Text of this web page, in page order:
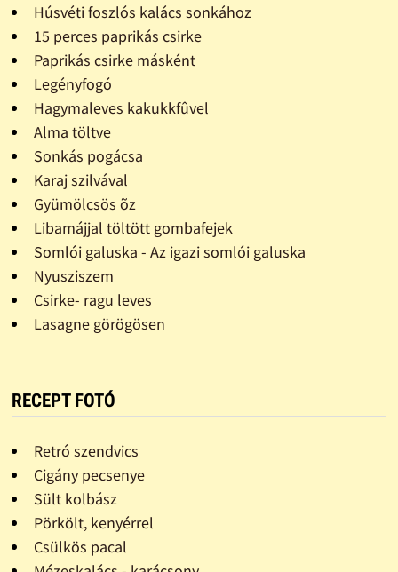
Húsvéti foszlós kalács sonkához
15 perces paprikás csirke
Paprikás csirke másként
Legényfogó
Hagymaleves kakukkfûvel
Alma töltve
Sonkás pogácsa
Karaj szilvával
Gyümölcsös õz
Libamájjal töltött gombafejek
Somlói galuska - Az igazi somlói galuska
Nyusziszem
Csirke- ragu leves
Lasagne görögösen
RECEPT FOTÓ
Retró szendvics
Cigány pecsenye
Sült kolbász
Pörkölt, kenyérrel
Csülkös pacal